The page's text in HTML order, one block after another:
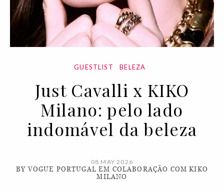
GUESTLIST BELEZA
Just Cavalli x KIKO
Milano: pelo lado
indomável da beleza
08 MAY 2026
BY VOGUE PORTUGAL EM COLABORAÇÃO COM KIKO
MILANO